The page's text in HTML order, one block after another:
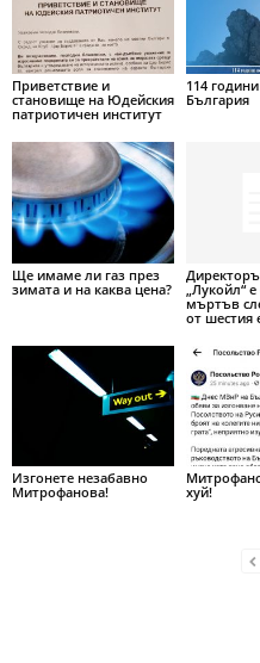
Приветствие и
становище на Юдейския
патриотичен институт
114
България
Ще имаме ли газ през
зимата и на каква цена?
„Лукойл“
мъртъв
от шестия
Изгонете незабавно
Митрофанова!
хуй!